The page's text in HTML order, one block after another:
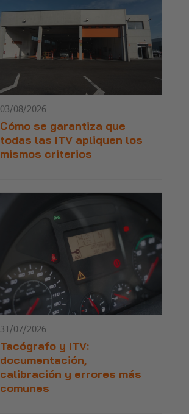
03/08/2026
Cómo se garantiza que
todas las ITV apliquen los
mismos criterios
31/07/2026
Tacógrafo y ITV:
documentación,
calibración y errores más
comunes